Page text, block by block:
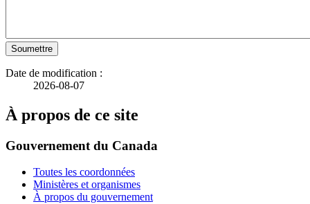
Soumettre
Date de modification :
2026-08-07
À propos de ce site
Gouvernement du Canada
Toutes les coordonnées
Ministères et organismes
À propos du gouvernement